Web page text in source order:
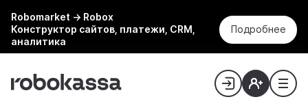
Robomarket → Robox
Конструктор сайтов, платежи, CRM,
аналитика
Подробнее